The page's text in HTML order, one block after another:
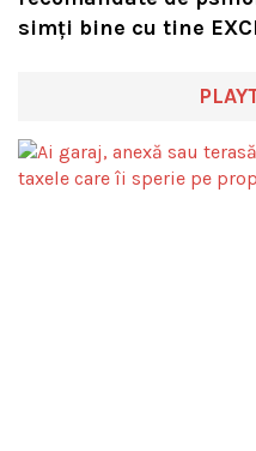
simți bine cu tine